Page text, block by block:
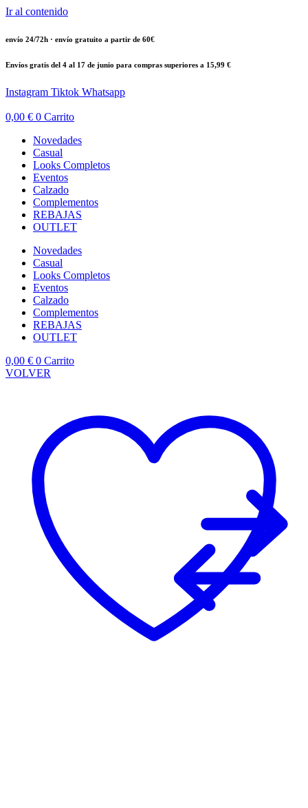
Ir al contenido
envío 24/72h · envío gratuito a partir de 60€
Envíos gratis del 4 al 17 de junio para compras superiores a 15,99 €
Instagram Tiktok Whatsapp
0,00 € 0 Carrito
Novedades
Casual
Looks Completos
Eventos
Calzado
Complementos
REBAJAS
OUTLET
Novedades
Casual
Looks Completos
Eventos
Calzado
Complementos
REBAJAS
OUTLET
0,00 € 0 Carrito
VOLVER